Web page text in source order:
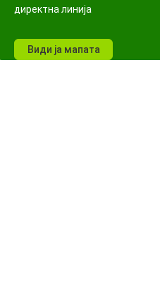
директна линија
Види ја мапата